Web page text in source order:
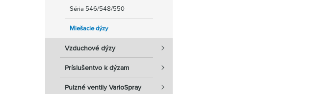
Séria 546/548/550
Miešacie dýzy
Vzduchové dýzy
Príslušentvo k dýzam
Pulzné ventily VarioSpray